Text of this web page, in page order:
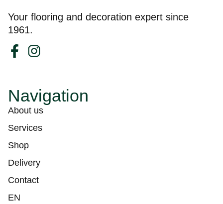
Your flooring and decoration expert since
1961.
Navigation
About us
Services
Shop
Delivery
Contact
EN